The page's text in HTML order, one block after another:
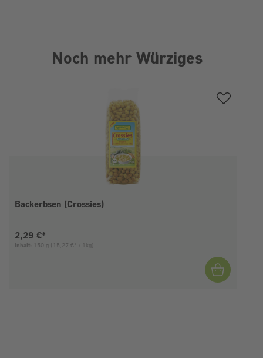
Noch mehr Würziges
Backerbsen (Crossies)
Aktueller Preis:
2,29 €*
Inhalt: 150 g (15,27 €* / 1kg)